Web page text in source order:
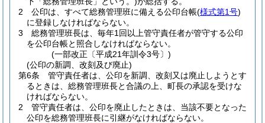
2
公印は、すべて総務管理班に備える公印台帳(様式第1号)
に登録しなければならない。
3
総務管理班長は、毎年1回以上管守責任者が管守する公印
を公印台帳と照合しなければならない。
(一部改正〔平成21年訓令3号〕)
(公印の新調、改刻及び廃止)
第6条
管守責任者は、公印を新調、改刻又は廃止しようとす
るときは、総務管理班長と合議の上、町長の承認を受けな
ければならない。
2
管守責任者は、公印を廃止したときは、当該不要となった
公印を総務管理班長に引継がなければならない。